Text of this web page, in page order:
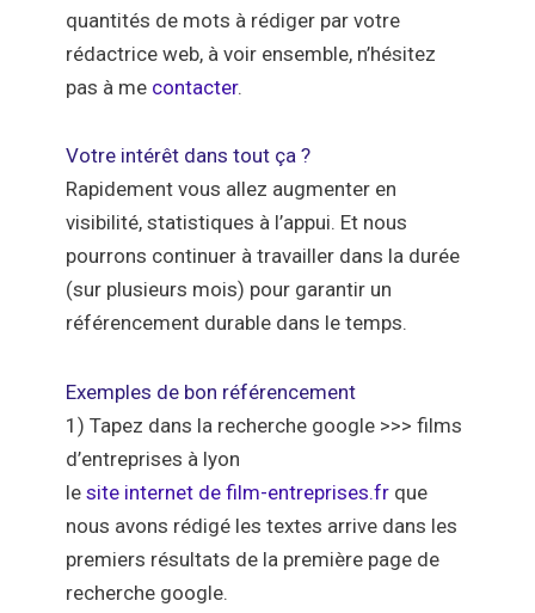
quantités de mots à rédiger par votre
rédactrice web, à voir ensemble, n’hésitez
pas à me contacter.
Votre intérêt dans tout ça ?
Rapidement vous allez augmenter en
visibilité, statistiques à l’appui. Et nous
pourrons continuer à travailler dans la durée
(sur plusieurs mois) pour garantir un
référencement durable dans le temps.
Exemples de bon référencement
1) Tapez dans la recherche google >>> films
d’entreprises à lyon
le site internet de film-entreprises.fr que
nous avons rédigé les textes arrive dans les
premiers résultats de la première page de
recherche google.